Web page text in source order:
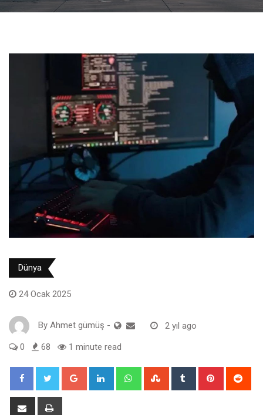
Dünya
24 Ocak 2025
By Ahmet gümüş - 2 yıl ago
0 68 1 minute read
Google+ LinkedIn WhatsappStumbleUpon
Tumblr Pinterest
Share